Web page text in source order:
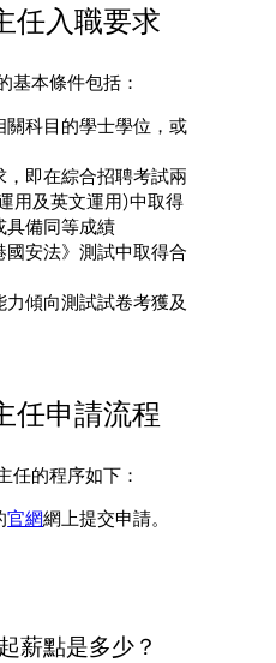
任入職要求
基本條件包括：
關科目的學士學位，或
即在綜合招聘考試兩
用及英文運用)中取得
具備同等成績
安法》測試中取得合
傾向測試試卷考獲及
任申請流程
任的程序如下：
官網網上提交申請。
薪點是多少？